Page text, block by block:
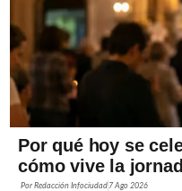
Por qué hoy se
cómo vive la
PorRedacción Infociudad 7 Ago 2026